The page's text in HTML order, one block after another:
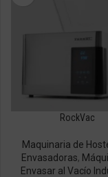
RockVac
Maquinaria de
Envasadoras,
Envasar al Vacío